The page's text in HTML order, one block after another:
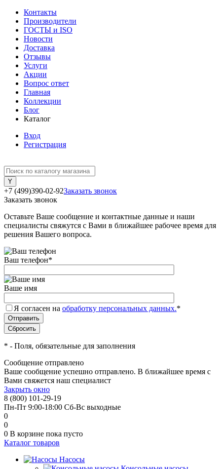
Контакты
Производители
ГОСТЫ и ISO
Новости
Доставка
Отзывы
Услуги
Акции
Вопрос ответ
Главная
Коллекции
Блог
Каталог
Вход
Регистрация
+7 (499)390-02-92Заказать звонок
Заказать звонок
Оставьте Ваше сообщение и контактные данные и наши
специалисты свяжутся с Вами в ближайшее рабочее время для
решения Вашего вопроса.
Ваш телефон*
Ваше имя
Я согласен на обработку персональных данных.*
* - Поля, обязательные для заполнения
Сообщение отправлено
Ваше сообщение успешно отправлено. В ближайшее время с
Вами свяжется наш специалист
Закрыть окно
8 (800) 101-29-19
Пн-Пт 9:00-18:00 Сб-Вс выходные
0
0
0 В корзине пока пусто
Каталог товаров
Насосы